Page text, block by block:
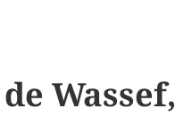
Wassef,